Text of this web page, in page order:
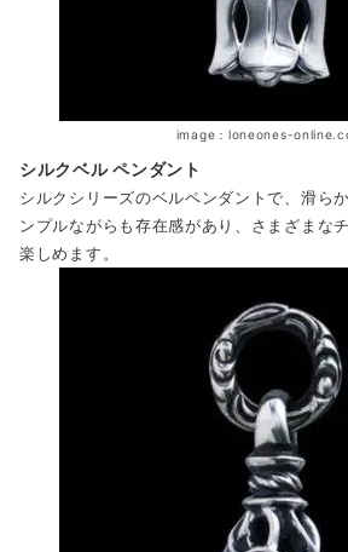
image：loneones-
シルクベル ペンダント
シルクシリーズのベルペンダントで、滑ら
ンプルながらも存在感があり、さまざまな
楽しめます。